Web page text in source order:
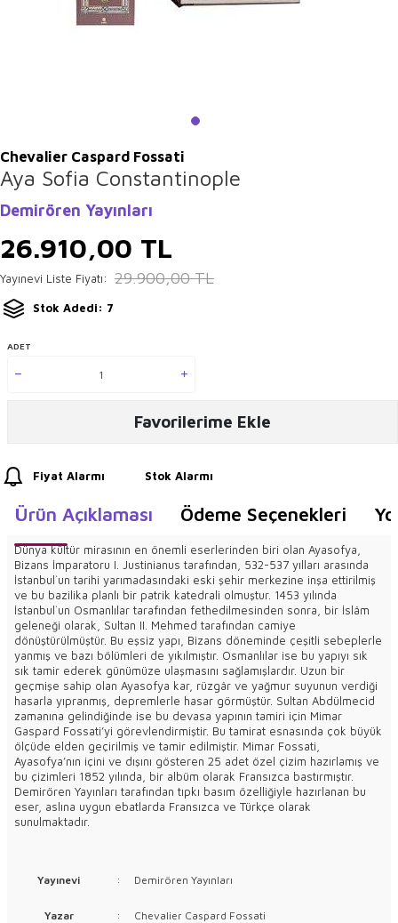
Chevalier Caspard Fossati
Aya Sofia Constantinople
Demirören Yayınları
26.910,00 TL
Yayınevi Liste Fiyatı: 29.900,00TL
Stok Adedi: 7
ADET
Favorilerime Ekle
Fiyat Alarmı Stok Alarmı
Ürün Açıklaması Ödeme Seçenekleri
Dünya kültür mirasının en önemli eserlerinden biri olan Ayasofya,
Bizans İmparatoru I. Justinianus tarafından, 532-537 yılları arasında
İstanbul`un tarihi yarımadasındaki eski şehir merkezine inşa ettirilmiş
ve bu bazilika planlı bir patrik katedrali olmuştur. 1453 yılında
İstanbul`un Osmanlılar tarafından fethedilmesinden sonra, bir İslâm
geleneği olarak, Sultan II. Mehmed tarafından camiye
dönüştürülmüştür. Bu eşsiz yapı, Bizans döneminde çeşitli sebeplerle
yanmış ve bazı bölümleri de yıkılmıştır. Osmanlılar ise bu yapıyı sık
sık tamir ederek günümüze ulaşmasını sağlamışlardır. Uzun bir
geçmişe sahip olan Ayasofya kar, rüzgâr ve yağmur suyunun verdiği
hasarla yıpranmış, depremlerle hasar görmüştür. Sultan Abdülmecid
zamanına gelindiğinde ise bu devasa yapının tamiri için Mimar
Gaspard Fossati’yi görevlendirmiştir. Bu tamirat esnasında çok büyük
ölçüde elden geçirilmiş ve tamir edilmiştir. Mimar Fossati,
Ayasofya’nın içini ve dışını gösteren 25 adet özel çizim hazırlamış ve
bu çizimleri 1852 yılında, bir albüm olarak Fransızca bastırmıştır.
Demirören Yayınları tarafından tıpkı basım özelliğiyle hazırlanan bu
eser, aslına uygun ebatlarda Fransızca ve Türkçe olarak
sunulmaktadır.
Yayınevi : Demirören Yayınları
Yazar : Chevalier Caspard Fossati